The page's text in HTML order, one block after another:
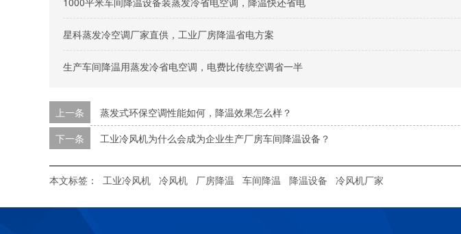
星科蒸发冷空调厂家直供，工业厂房降温省电方案
生产车间降温用蒸发冷省电空调，电费比传统空调省一半
上一条
蒸发式环保空调性能如何，降温效果怎么样？
下一条 工业冷风机为什么会成为企业生产厂房车间降温设备？
本文标签： 工业冷风机 冷风机 厂房降温 车间降温 降温设备 冷风机厂家